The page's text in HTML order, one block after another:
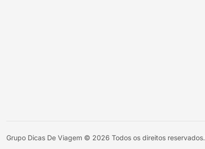
Grupo Dicas De Viagem © 2026 Todos os direitos reservados.